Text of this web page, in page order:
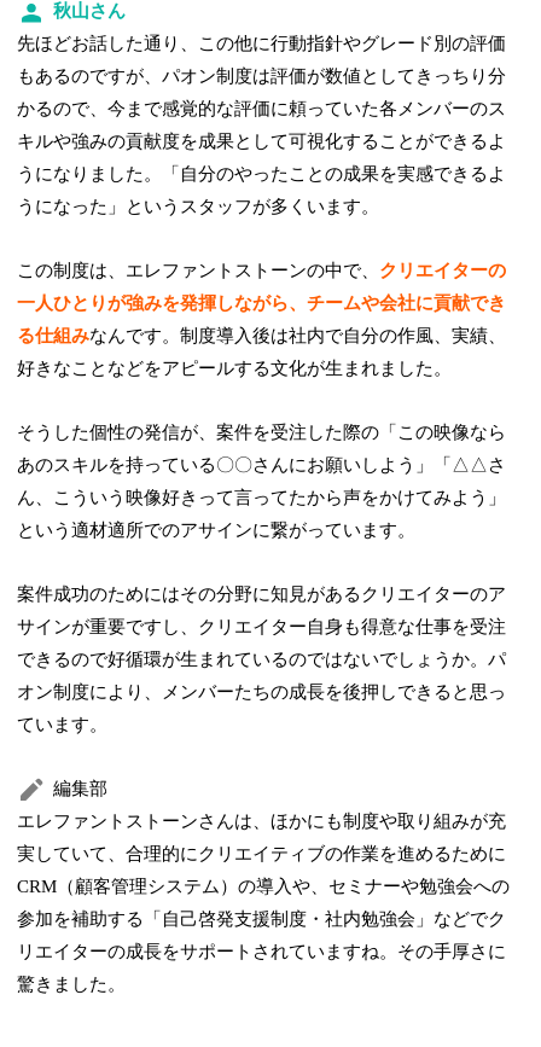
秋山さん
先ほどお話した通り、この他に行動指針やグレード別の評価
もあるのですが、パオン制度は評価が数値としてきっちり分
かるので、今まで感覚的な評価に頼っていた各メンバーのス
キルや強みの貢献度を成果として可視化することができるよ
うになりました。「自分のやったことの成果を実感できるよ
うになった」というスタッフが多くいます。
この制度は、エレファントストーンの中で、 クリエイターの
一人ひとりが強みを発揮しながら、チームや会社に貢献でき
る仕組みなんです。制度導入後は社内で自分の作風、実績、
好きなことなどをアピールする文化が生まれました。
そうした個性の発信が、案件を受注した際の「この映像なら
あのスキルを持っている〇〇さんにお願いしよう」「△△さ
ん、こういう映像好きって言ってたから声をかけてみよう」
という適材適所でのアサインに繋がっています。
案件成功のためにはその分野に知見があるクリエイターのア
サインが重要ですし、クリエイター自身も得意な仕事を受注
できるので好循環が生まれているのではないでしょうか。パ
オン制度により、メンバーたちの成長を後押しできると思っ
ています。
編集部
エレファントストーンさんは、ほかにも制度や取り組みが充
実していて、合理的にクリエイティブの作業を進めるために
CRM（顧客管理システム）の導入や、セミナーや勉強会への
参加を補助する「自己啓発支援制度・社内勉強会」などでク
リエイターの成長をサポートされていますね。その手厚さに
驚きました。